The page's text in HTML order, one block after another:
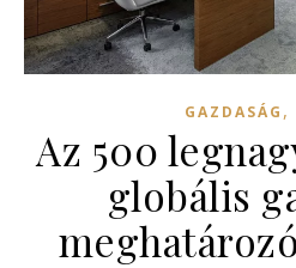
GAZDASÁG ,
Az 500
globális